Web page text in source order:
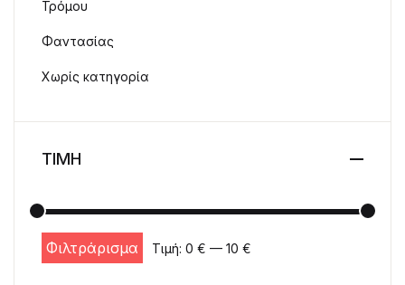
Τρόμου
Φαντασίας
Χωρίς κατηγορία
ΤΙΜΗ
Ελάχιστη τιμή
Μέγιστη τιμή
Φιλτράρισμα Τιμή: 0 € — 10 €